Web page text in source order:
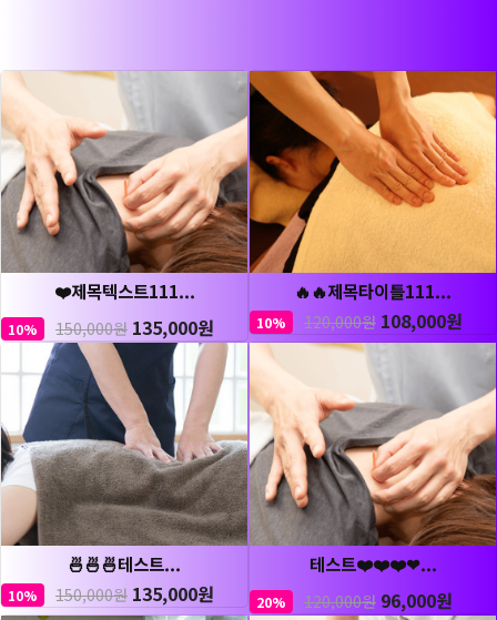
❤️제목텍스트111...
10% 150,000원 135,000원
🔥🔥제목타이틀111...
10% 120,000원 108,000원
🍜🍜🍜테스트...
10% 150,000원 135,000원
테스트❤️❤️❤️❤...
20% 120,000원 96,000원